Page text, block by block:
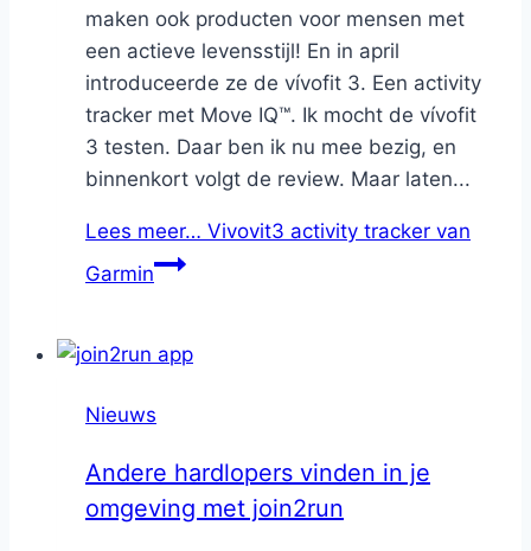
maken ook producten voor mensen met
een actieve levensstijl! En in april
introduceerde ze de vívofit 3. Een activity
tracker met Move IQ™. Ik mocht de vívofit
3 testen. Daar ben ik nu mee bezig, en
binnenkort volgt de review. Maar laten...
Lees meer… Vivovit3 activity tracker van
Garmin
Nieuws
Andere hardlopers vinden in je
omgeving met join2run